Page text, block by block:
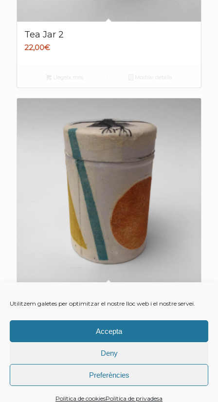
Utilitzem galetes per optimitzar el nostre lloc web i el nostre servei.
Accepta
Deny
Preferències
Política de cookiesPolítica de privadesa
Tea Jar 2
22,00€
22,00€
Marina Durany ·Política de privadesa· Copyright © 2021